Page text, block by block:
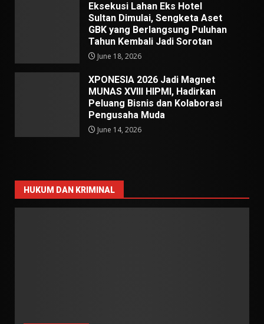
Eksekusi Lahan Eks Hotel
Sultan Dimulai, Sengketa Aset
GBK yang Berlangsung Puluhan
Tahun Kembali Jadi Sorotan
June 18, 2026
XPONESIA 2026 Jadi Magnet
MUNAS XVIII HIPMI, Hadirkan
Peluang Bisnis dan Kolaborasi
Pengusaha Muda
June 14, 2026
HUKUM DAN KRIMINAL